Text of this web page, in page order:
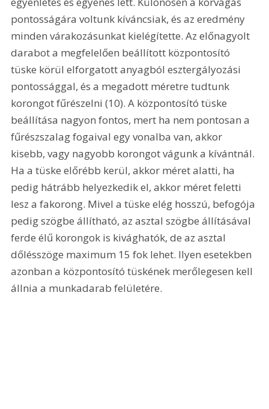
pontosságára voltunk kíváncsiak, és az eredmény
minden várakozásunkat kielégítette. Az előnagyolt
darabot a megfelelően beállított központosító
tüske körül elforgatott anyagból esztergályozási
pontossággal, és a megadott méretre tudtunk
korongot fűrészelni (10). A központosító tüske
beállítása nagyon fontos, mert ha nem pontosan a
fűrészszalag fogaival egy vonalba van, akkor
kisebb, vagy nagyobb korongot vágunk a kívántnál.
Ha a tüske előrébb kerül, akkor méret alatti, ha
pedig hátrább helyezkedik el, akkor méret feletti
lesz a fakorong. Mivel a tüske elég hosszú, befogója
pedig szögbe állítható, az asztal szögbe állításával
ferde élű korongok is kivághatók, de az asztal
dőlésszöge maximum 15 fok lehet. Ilyen esetekben
azonban a központosító tüskének merőlegesen kell
állnia a munkadarab felületére.